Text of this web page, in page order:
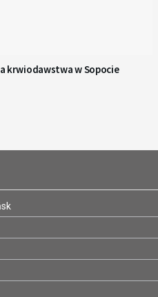
krwiodawstwa w Sopocie